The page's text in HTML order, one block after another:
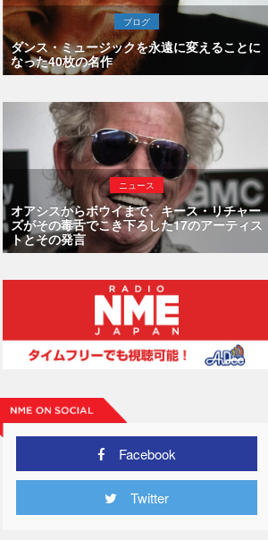
ブログ
ダンス・ミュージックを永遠に変えることに
なった40枚の名作
ニュース
オアシスからボウイまで、キース・リチャー
ズがその毒舌でこき下ろした17のアーティス
トとその発言
Facebook
Twitter